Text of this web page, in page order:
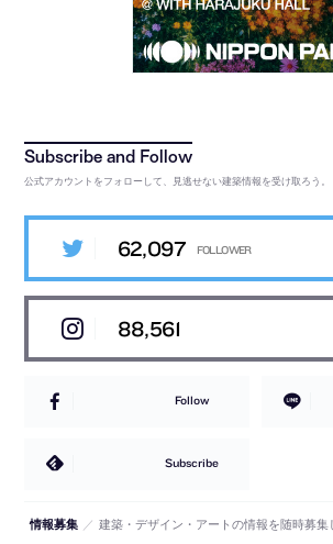
公式アカウントをフォローして、見逃せない建築情報を受け取ろう。
62,097
88,561
Follow
Subscribe
情報募集 ／ 建築・デザイン・アートの情報を随時募集